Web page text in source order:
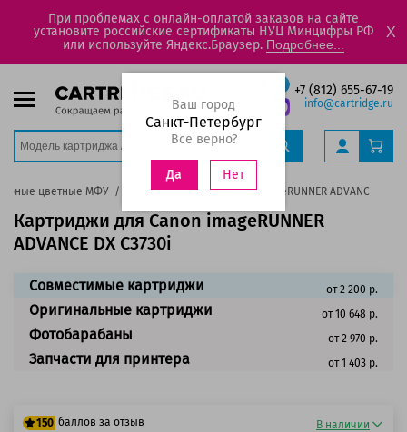
При проблемах с онлайн-оплатой заказов на сайте
установите российские сертификаты НУЦ Минцифры РФ
или используйте Яндекс.Браузер. Подробнее...
X
+7 (812) 655-67-19
info@cartridge.ru
Ваш город
Санкт-Петербург
Все верно?
Да Нет
цветные МФУ ImageRUNNER Canon imageRUNNER ADVANCE DX
Картриджи для Canon imageRUNNER
ADVANCE DX C3730i
Совместимые картриджи от 2 200 р.
Оригинальные картриджи от 10 648 р.
Фотобарабаны от 2 970 р.
Запчасти для принтера от 1 403 р.
150 баллов за отзыв В наличии